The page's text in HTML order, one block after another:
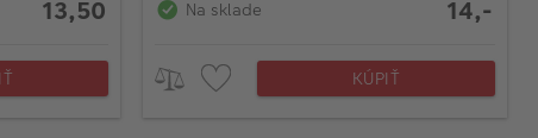
13,50
Na sklade
14,-
KÚPIŤ